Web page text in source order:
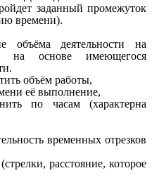
заданный промежуток
времени).
объёма деятельности на
на основе имеющегося
объём работы,
её выполнение,
по часам (характерна
временных отрезков
расстояние, которое